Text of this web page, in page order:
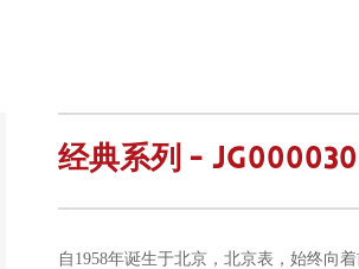
经典系列 - JG000030
自1958年诞生于北京，北京表，始终向